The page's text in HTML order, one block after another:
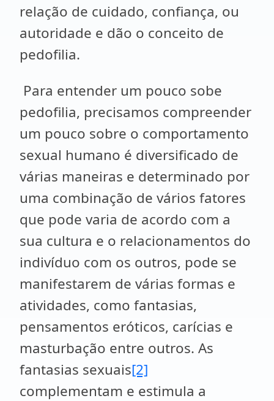
relação de cuidado, confiança, ou
autoridade e dão o conceito de
pedofilia.
Para entender um pouco sobe
pedofilia, precisamos compreender
um pouco sobre o comportamento
sexual humano é diversificado de
várias maneiras e determinado por
uma combinação de vários fatores
que pode varia de acordo com a
sua cultura e o relacionamentos do
indivíduo com os outros, pode se
manifestarem de várias formas e
atividades, como fantasias,
pensamentos eróticos, carícias e
masturbação entre outros. As
fantasias sexuais[2]
complementam e estimula a